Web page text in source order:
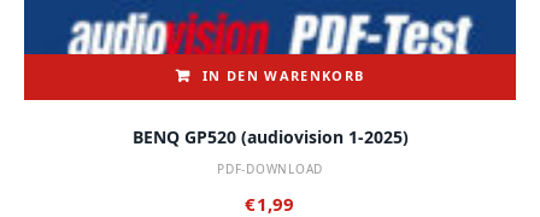
IN DEN WARENKORB
BENQ GP520 (audiovision 1-2025)
PDF-DOWNLOAD
€1,99